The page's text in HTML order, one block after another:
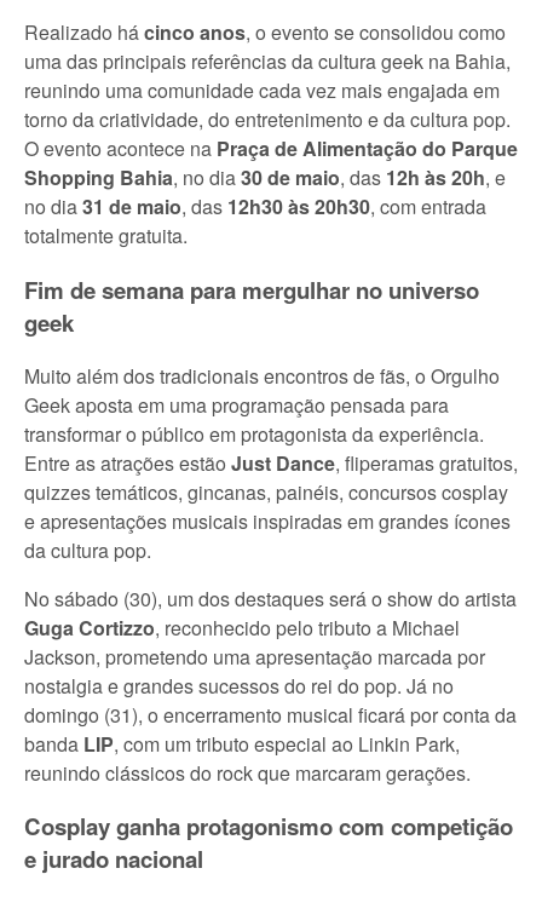
Realizado hácinco anos, o evento se consolidou como
uma das principais referências da cultura geek na Bahia,
reunindo uma comunidade cada vez mais engajada em
torno da criatividade, do entretenimento e da cultura pop.
O evento acontece na Praça de Alimentação do Parque
Shopping Bahia, no dia30 de maio, das 12h às 20h, e
no dia31 de maio, das 12h30 às 20h30, com entrada
totalmente gratuita.
Fim de semana para mergulhar no universo
geek
Muito além dos tradicionais encontros de fãs, o Orgulho
Geek aposta em uma programação pensada para
transformar o público em protagonista da experiência.
Entre as atrações estão Just Dance, fliperamas gratuitos,
quizzes temáticos, gincanas, painéis, concursos cosplay
e apresentações musicais inspiradas em grandes ícones
da cultura pop.
No sábado (30), um dos destaques será o show do artista
Guga Cortizzo, reconhecido pelo tributo a Michael
Jackson, prometendo uma apresentação marcada por
nostalgia e grandes sucessos do rei do pop. Já no
domingo (31), o encerramento musical ficará por conta da
banda LIP, com um tributo especial ao Linkin Park,
reunindo clássicos do rock que marcaram gerações.
Cosplay ganha protagonismo com competição
e jurado nacional